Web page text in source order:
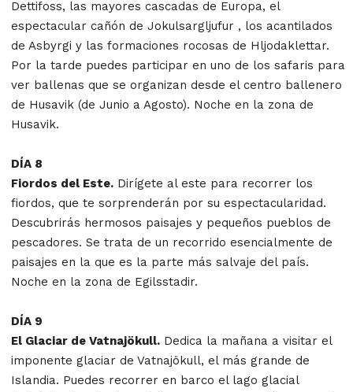
Dettifoss, las mayores cascadas de Europa, el
espectacular cañón de Jokulsargljufur , los acantilados
de Asbyrgi y las formaciones rocosas de Hljodaklettar.
Por la tarde puedes participar en uno de los safaris para
ver ballenas que se organizan desde el centro ballenero
de Husavik (de Junio a Agosto). Noche en la zona de
Husavik.
DÍA 8
Fiordos del Este. Dirígete al este para recorrer los
fiordos, que te sorprenderán por su espectacularidad.
Descubrirás hermosos paisajes y pequeños pueblos de
pescadores. Se trata de un recorrido esencialmente de
paisajes en la que es la parte más salvaje del país.
Noche en la zona de Egilsstadir.
DÍA 9
El Glaciar de Vatnajökull. Dedica la mañana a visitar el
imponente glaciar de Vatnajökull, el más grande de
Islandia. Puedes recorrer en barco el lago glacial